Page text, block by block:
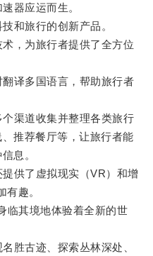
器应运而生。
旅行的创新产品。
，为旅行者提供了全方位
译多国语言，帮助旅行者
渠道收集并整理各类旅行
推荐餐厅等，让旅行者能
息。
供了虚拟现实（VR）和增
趣。
其境地体验着全新的世
古迹、探索丛林深处、